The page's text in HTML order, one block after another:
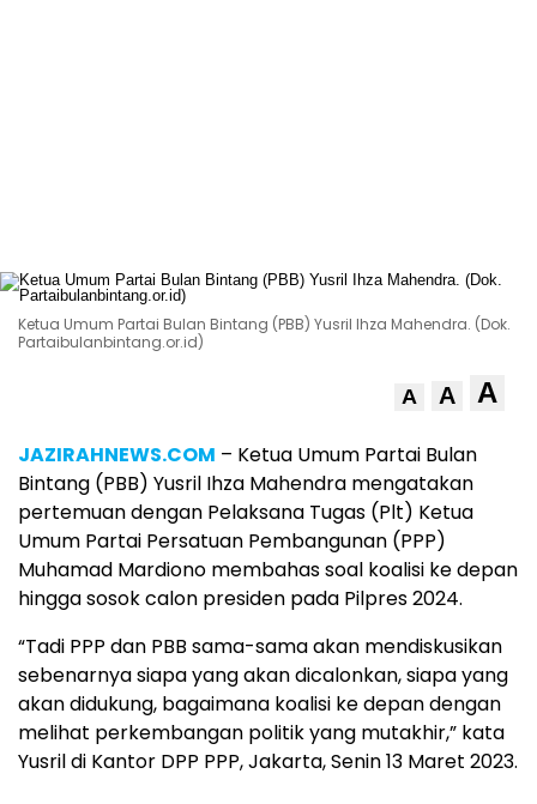
Ketua Umum Partai Bulan Bintang (PBB) Yusril Ihza Mahendra. (Dok.
Partaibulanbintang.or.id)
A A A
JAZIRAHNEWS.COM – Ketua Umum Partai Bulan
Bintang (PBB) Yusril Ihza Mahendra mengatakan
pertemuan dengan Pelaksana Tugas (Plt) Ketua
Umum Partai Persatuan Pembangunan (PPP)
Muhamad Mardiono membahas soal koalisi ke depan
hingga sosok calon presiden pada Pilpres 2024.
“Tadi PPP dan PBB sama-sama akan mendiskusikan
sebenarnya siapa yang akan dicalonkan, siapa yang
akan didukung, bagaimana koalisi ke depan dengan
melihat perkembangan politik yang mutakhir,” kata
Yusril di Kantor DPP PPP, Jakarta, Senin 13 Maret 2023.